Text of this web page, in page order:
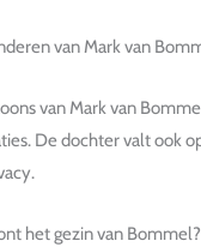
van Mark van
van Mark van
De dochter valt ook
het gezin van Bommel?